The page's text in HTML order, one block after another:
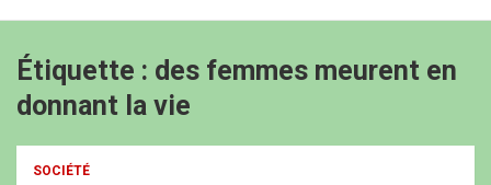
Étiquette : des femmes meurent en
donnant la vie
SOCIÉTÉ